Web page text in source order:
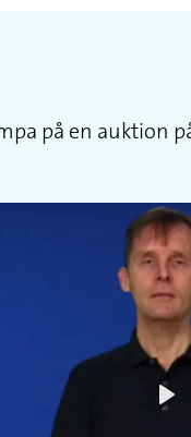
på en auktion
Play